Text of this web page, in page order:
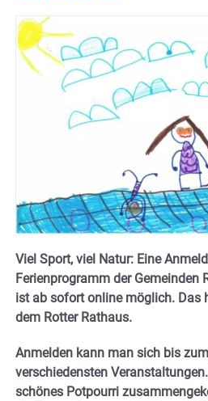
Viel Sport, viel Natur: Eine
Ferienprogramm der Gemeinden
ist ab sofort online möglich. Das
dem Rotter Rathaus.
Anmelden kann man sich bis
verschiedensten
schönes Potpourri